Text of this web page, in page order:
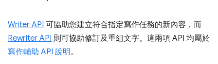
Writer API 可協助您建立符合指定寫作任務的新內容，而
Rewriter API 則可協助修訂及重組文字。這兩項 API 均屬於
寫作輔助 API 說明。